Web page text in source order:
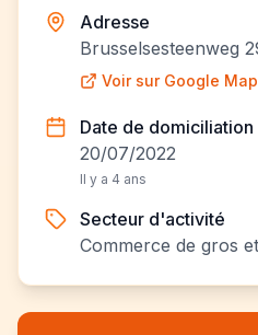
Adresse
Brusselsesteenweg
Voir sur Google
Date de domiciliation
20/07/2022
Il y a 4 ans
Secteur d'activité
Commerce de gros